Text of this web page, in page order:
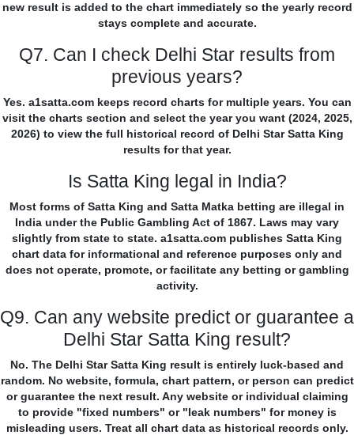
new result is added to the chart immediately so the yearly record
stays complete and accurate.
Q7. Can I check Delhi Star results from
previous years?
Yes. a1satta.com keeps record charts for multiple years. You can
visit the charts section and select the year you want (2024, 2025,
2026) to view the full historical record of Delhi Star Satta King
results for that year.
Is Satta King legal in India?
Most forms of Satta King and Satta Matka betting are illegal in
India under the Public Gambling Act of 1867. Laws may vary
slightly from state to state. a1satta.com publishes Satta King
chart data for informational and reference purposes only and
does not operate, promote, or facilitate any betting or gambling
activity.
Q9. Can any website predict or guarantee a
Delhi Star Satta King result?
No. The Delhi Star Satta King result is entirely luck-based and
random. No website, formula, chart pattern, or person can predict
or guarantee the next result. Any website or individual claiming
to provide "fixed numbers" or "leak numbers" for money is
misleading users. Treat all chart data as historical records only.